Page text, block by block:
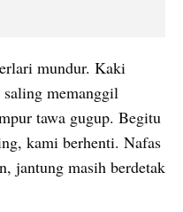
mundur. Kaki
memanggil
tawa gugup. Begitu
kami berhenti. Nafas
jantung masih berdetak